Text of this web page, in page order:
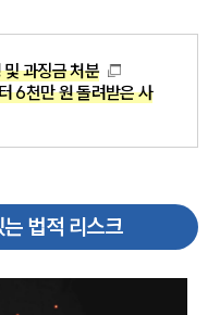
과징금 처분
6천만 원 돌려받은 사
법적 리스크